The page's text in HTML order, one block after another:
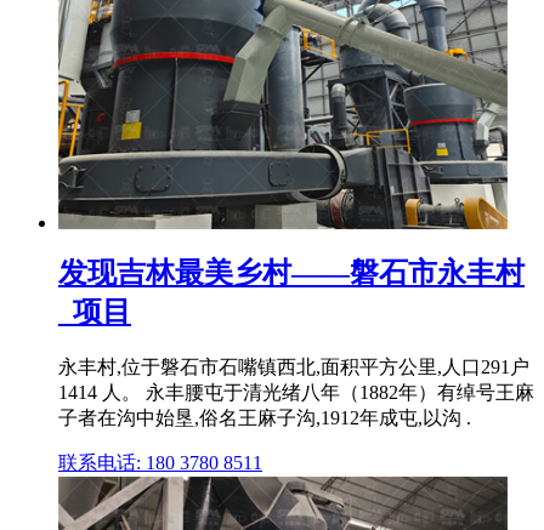
发现吉林最美乡村——磐石市永丰村
_项目
永丰村,位于磐石市石嘴镇西北,面积平方公里,人口291户
1414 人。 永丰腰屯于清光绪八年（1882年）有绰号王麻
子者在沟中始垦,俗名王麻子沟,1912年成屯,以沟 .
联系电话: 180 3780 8511